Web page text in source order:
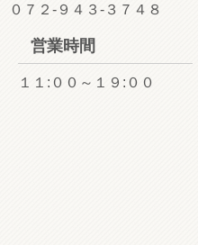
０７２-９４３-３７４８
営業時間
１１:００～１９:００